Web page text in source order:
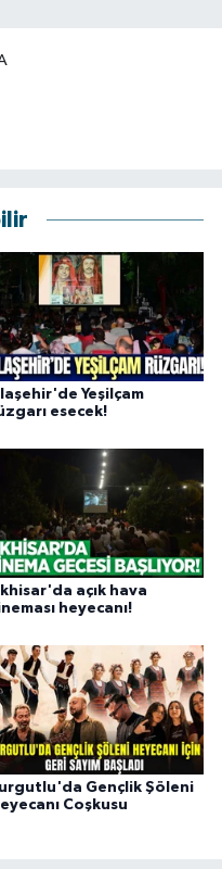
Yeşilçam
esecek!
açık hava
heyecanı!
Gençlik Şöleni
Coşkusu